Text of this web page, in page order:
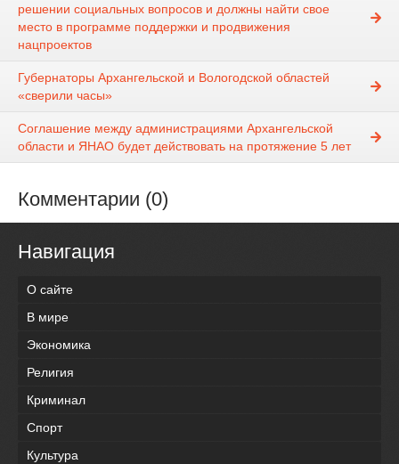
решении социальных вопросов и должны найти свое
место в программе поддержки и продвижения
нацпроектов
Губернаторы Архангельской и Вологодской областей
«сверили часы»
Соглашение между администрациями Архангельской
области и ЯНАО будет действовать на протяжение 5 лет
Комментарии (0)
Навигация
О сайте
В мире
Экономика
Религия
Криминал
Спорт
Культура